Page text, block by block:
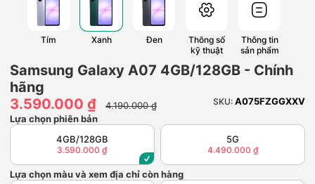
Tím Xanh Đen
Thông số
kỹ thuật
Thông tin
sản phẩm
Samsung Galaxy A07 4GB/128GB - Chính
hãng
3.590.000 ₫
4.190.000 ₫ SKU: A075FZGGXXV
Lựa chọn phiên bản
4GB/128GB
3.590.000 ₫
5G
4.490.000 ₫
Lựa chọn màu và xem địa chỉ còn hàng